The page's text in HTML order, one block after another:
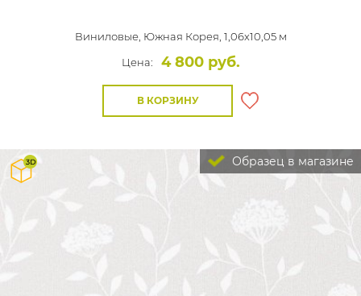
Виниловые, Южная Корея, 1,06x10,05 м
Цена:
4 800 руб.
В КОРЗИНУ
Образец в магазине